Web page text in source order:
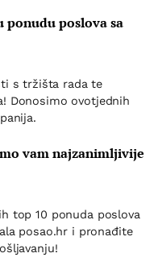
ponudu poslova sa
s tržišta rada te
Donosimo ovotjednih
vam najzanimljivije
top 10 ponuda poslova
posao.hr i pronađite